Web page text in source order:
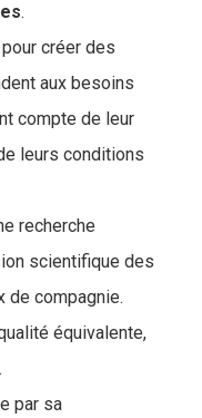
.
créer des
aux besoins
compte de leur
leurs conditions
recherche
scientifique des
de compagnie.
équivalente,
par sa